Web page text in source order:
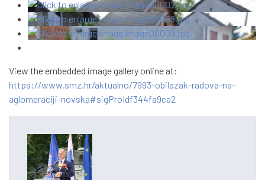
View the embedded image gallery online at:
https://www.smz.hr/aktualno/7993-obilazak-radova-na-
aglomeraciji-novska#sigProIdf344fa9ca2